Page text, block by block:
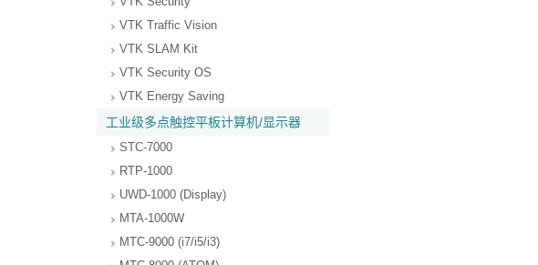
VTK Traffic Vision
VTK SLAM Kit
VTK Security OS
VTK Energy Saving
工业级多点触控平板计算机/显示器
STC-7000
RTP-1000
UWD-1000 (Display)
MTA-1000W
MTC-9000 (i7/i5/i3)